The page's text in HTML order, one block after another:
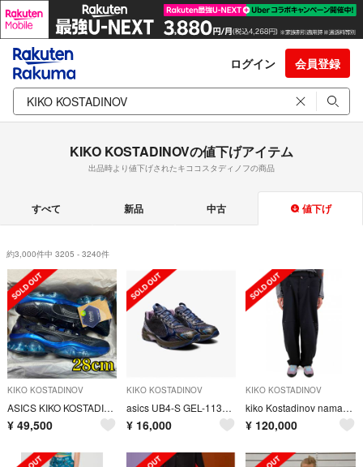
ログイン 会員登録
KIKO KOSTADINOVの値下げアイテム
出品時より値下げされたキココスタディノフの商品
すべて 新品 中古 値下げ
約3,000件中 3205 - 3240件
KIKO KOSTADINOV
ASICS KIKO KOSTADINOV HYSTERIC GLAMOUR
¥ 49,500
KIKO KOSTADINOV
asics UB4-S GEL-1130 kiko kostadinov
¥ 16,000
KIKO KOSTADINOV
kiko Kostadinov namacheko our legacy
¥ 120,000